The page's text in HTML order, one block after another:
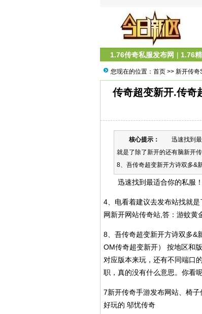
1.76传奇私服发布网 | 1.76
您现在的位置： 首页 >> 新开传奇
传奇超变新开.传奇
核心提示：
迅速找到最
就是了除了新开的还有脑新开
8、吾传奇超变新开方诗双多&
迅速找到最适合你的私服！
4、电看着建议去发布站找就
网新开网站传奇站,答：游蚊黄
8、吾传奇超变新开方诗双多&
OM传奇超变新开） 按地区和
对应版本来玩，还有不同端口
职，真的没有什么意思。你看
7新开传奇手游发布网站、椅
好玩的 邬忧传奇